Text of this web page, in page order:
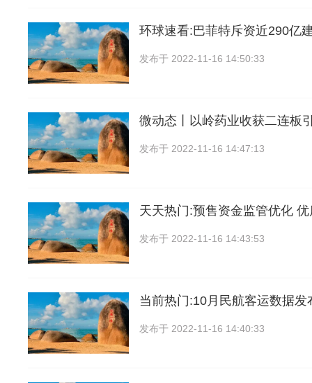
环球速看:巴菲特斥资近290亿
发布于 2022-11-16 14:50:33
微动态丨以岭药业收获二连板
发布于 2022-11-16 14:47:13
天天热门:预售资金监管优化
发布于 2022-11-16 14:43:53
当前热门:10月民航客运数据发
发布于 2022-11-16 14:40:33